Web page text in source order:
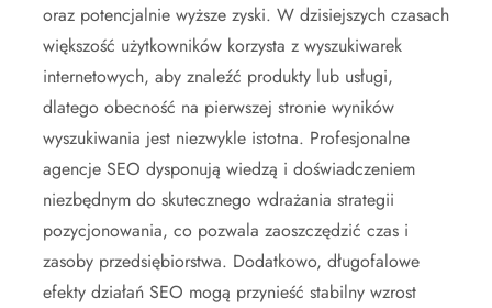
oraz potencjalnie wyższe zyski. W dzisiejszych czasach
większość użytkowników korzysta z wyszukiwarek
internetowych, aby znaleźć produkty lub usługi,
dlatego obecność na pierwszej stronie wyników
wyszukiwania jest niezwykle istotna. Profesjonalne
agencje SEO dysponują wiedzą i doświadczeniem
niezbędnym do skutecznego wdrażania strategii
pozycjonowania, co pozwala zaoszczędzić czas i
zasoby przedsiębiorstwa. Dodatkowo, długofalowe
efekty działań SEO mogą przynieść stabilny wzrost